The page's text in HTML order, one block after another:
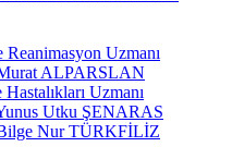
Uzmanı
ALPARSLAN
Uzmanı
Utku ŞENARAS
Nur TÜRKFİLİZ